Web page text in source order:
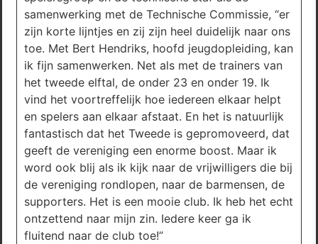
samenwerking met de Technische Commissie, “er
zijn korte lijntjes en zij zijn heel duidelijk naar ons
toe. Met Bert Hendriks, hoofd jeugdopleiding, kan
ik fijn samenwerken. Net als met de trainers van
het tweede elftal, de onder 23 en onder 19. Ik
vind het voortreffelijk hoe iedereen elkaar helpt
en spelers aan elkaar afstaat. En het is natuurlijk
fantastisch dat het Tweede is gepromoveerd, dat
geeft de vereniging een enorme boost. Maar ik
word ook blij als ik kijk naar de vrijwilligers die bij
de vereniging rondlopen, naar de barmensen, de
supporters. Het is een mooie club. Ik heb het echt
ontzettend naar mijn zin. Iedere keer ga ik
fluitend naar de club toe!”